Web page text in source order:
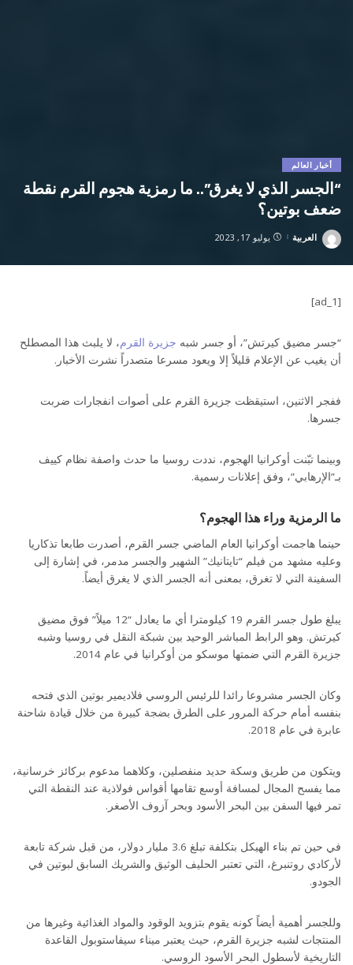
أخبار العالم
“الجسر الذي لا يغرق”.. ما رمزية هجوم القرم نقطة
ضعف بوتين؟
Posted
العربية يوليو 17, 2023
[ad_1]
“جسر مضيق كيرتش”، أو جسر شبه جزيرة القرم، لا يلبث هذا المصطلح
أن يغيب عن الإعلام قليلاً إلا ويعود مسرعا متصدراً نشرت الأخبار.
ففجر الاثنين، استيقظت جزيرة القرم على أصوات انفجارات ضربت
جسرها.
وبينما تبّنت أوكرانيا الهجوم، نددت روسيا ما حدث واصفة نظام كييف
بـ”الإرهابي”، وفق إعلانات رسمية.
ما الرمزية وراء هذا الهجوم؟
حينما هاجمت أوكرانيا العام الماضي جسر القرم، أصدرت طابعا تذكاريا
وعليه مشهد من فيلم “تايتانيك” الشهير والجسر مدمر، في إشارة إلى
السفينة التي لا تغرق، بمعنى أنه الجسر الذي لا يغرق أيضاً.
يبلغ طول جسر القرم 19 كيلومترا أي ما يعادل “12 ميلاً” فوق مضيق
كيرتش. وهو الرابط المباشر الوحيد بين شبكة النقل في روسيا وشبه
جزيرة القرم التي ضمتها موسكو من أوكرانيا في عام 2014.
وكان الجسر مشروعا رائدا للرئيس الروسي فلاديمير بوتين الذي فتحه
بنفسه أمام حركة المرور على الطرق بضجة كبيرة من خلال قيادة شاحنة
عابرة في عام 2018.
ويتكون من طريق وسكة حديد منفصلين، وكلاهما مدعوم بركائز خرسانية،
مما يفسح المجال لمسافة أوسع تقامها أقواس فولاذية عند النقطة التي
تمر فيها السفن بين البحر الأسود وبحر آزوف الأصغر.
في حين تم بناء الهيكل بتكلفة تبلغ 3.6 مليار دولار، من قبل شركة تابعة
لأركادي روتنبرغ، التي تعتبر الحليف الوثيق والشريك السابق لبوتين في
الجودو.
وللجسر أهمية أيضاً كونه يقوم بتزويد الوقود والمواد الغذائية وغيرها من
المنتجات لشبه جزيرة القرم، حيث يعتبر ميناء سيفاستوبول القاعدة
التاريخية لأسطول البحر الأسود الروسي.